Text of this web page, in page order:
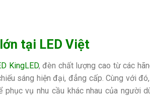
tại LED Việt
KingLED, đèn chất lượng cao từ các
sáng hiện đại, đẳng cấp. Cùng với
vụ nhu cầu khác nhau của người